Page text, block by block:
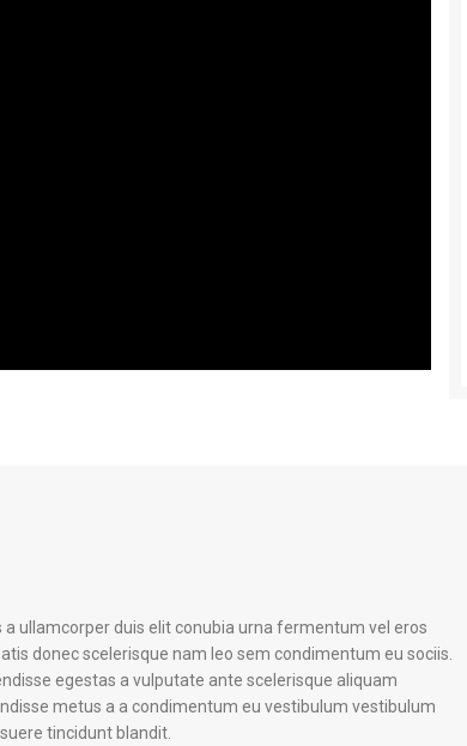
a ullamcorper duis elit conubia urna fermentum vel eros
donec scelerisque nam leo sem condimentum eu sociis.
egestas a vulputate ante scelerisque aliquam
metus a a condimentum eu vestibulum vestibulum
tincidunt blandit.